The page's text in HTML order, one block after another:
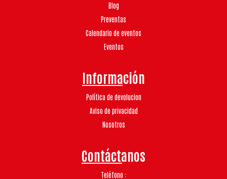
Blog
Preventas
Calendario de eventos
Eventos
Información
Política de devolucion
Aviso de privacidad
Nosotros
Contáctanos
Teléfono